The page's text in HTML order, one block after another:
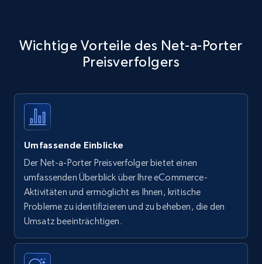
Wichtige Vorteile des Net-a-Porter
Preisverfolgers
Umfassende Einblicke
Der Net-a-Porter Preisverfolger bietet einen
umfassenden Überblick über Ihre eCommerce-
Aktivitäten und ermöglicht es Ihnen, kritische
Probleme zu identifizieren und zu beheben, die den
Umsatz beeinträchtigen.